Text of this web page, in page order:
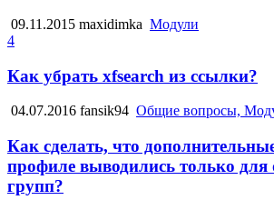
09.11.2015 maxidimka Модули
4
Как убрать xfsearch из ссылки?
04.07.2016 fansik94 Общие вопросы,
Как сделать, что
профиле выводились только для
групп?